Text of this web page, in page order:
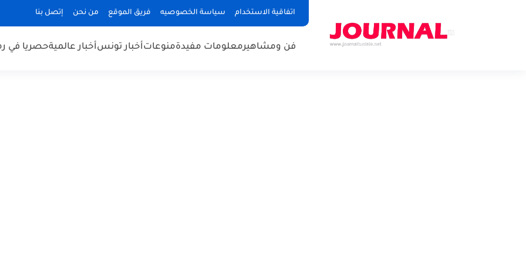
اتفاقية الاستخدام سياسة الخصوصيه فريق الموقع من نحن إتصل بنا
فن ومشاهيرمعلومات مفيدةمنوعاتأخبار تونسأخبار عالميةحصريا في